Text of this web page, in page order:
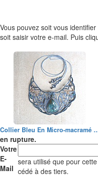
Vous pouvez soit vous
soit saisir votre e-mail. Puis
Collier Bleu En Micro-macramé
en rupture.
Votre
E-
Mail
sera utilisé que pour
cédé à des tiers.